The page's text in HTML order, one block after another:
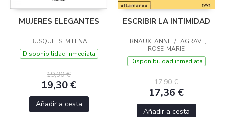
MUJERES ELEGANTES
BUSQUETS, MILENA
Disponibilidad inmediata
19,90 €
19,30 €
Añadir a cesta
ESCRIBIR LA INTIMIDAD
ERNAUX, ANNIE / LAGRAVE,
ROSE-MARIE
Disponibilidad inmediata
17,90 €
17,36 €
Añadir a cesta